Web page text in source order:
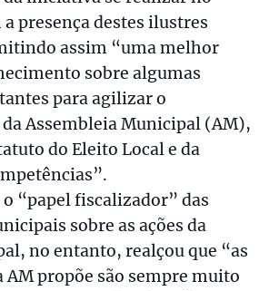
presença destes ilustres
assim “uma melhor
sobre algumas
para agilizar o
Assembleia Municipal (AM),
do Eleito Local e da
“papel fiscalizador” das
sobre as ações da
no entanto, realçou que “as
AM propõe são sempre muito